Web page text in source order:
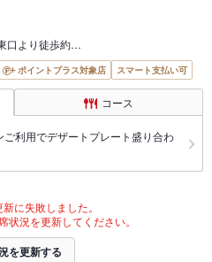
口より徒歩約…
ポイントプラス対象店 スマート支払い可
コース
ご利用でデザートプレート盛り合わ
に失敗しました。
状況を更新してください。
を更新する